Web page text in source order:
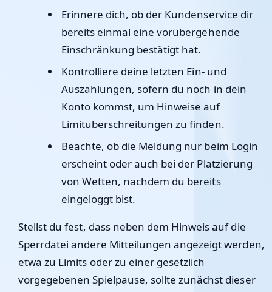
Erinnere dich, ob der Kundenservice dir
bereits einmal eine vorübergehende
Einschränkung bestätigt hat.
Kontrolliere deine letzten Ein- und
Auszahlungen, sofern du noch in dein
Konto kommst, um Hinweise auf
Limitüberschreitungen zu finden.
Beachte, ob die Meldung nur beim Login
erscheint oder auch bei der Platzierung
von Wetten, nachdem du bereits
eingeloggt bist.
Stellst du fest, dass neben dem Hinweis auf die
Sperrdatei andere Mitteilungen angezeigt werden,
etwa zu Limits oder zu einer gesetzlich
vorgegebenen Spielpause, sollte zunächst dieser